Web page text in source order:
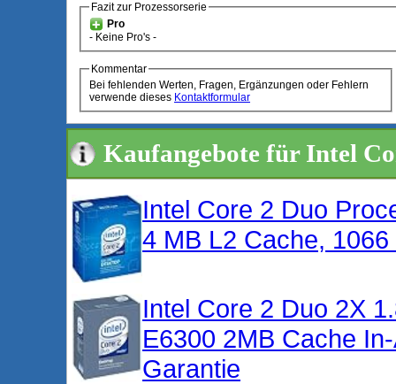
Fazit zur Prozessorserie
Pro
- Keine Pro's -
Kommentar
Bei fehlenden Werten, Fragen, Ergänzungen oder Fehlern
verwende dieses Kontaktformular
Kaufangebote für Intel
Intel Core 2 Duo
4 MB L2 Cache,
Intel Core 2 Duo 2X
E6300 2MB Cache
Garantie